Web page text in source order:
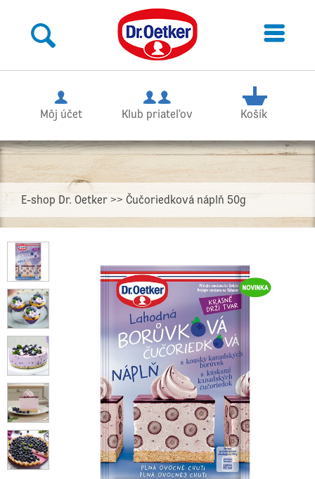
Môj účet Klub priateľov Košík
E-shop Dr. Oetker >> Čučoriedková náplň 50g